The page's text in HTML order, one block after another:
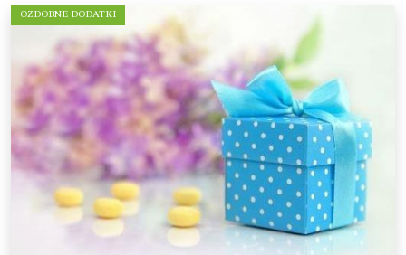
OZDOBNE DODATKI